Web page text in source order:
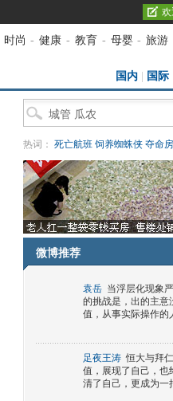
欢
时尚 - 健康 - 教育 - 母婴 - 旅游
国内 国际
热词： 死亡航班 饲养蜘蛛侠 夺命
微博推荐
袁岳 当浮层化现象
的挑战是，出的主意
值，从事实际操作
足夜王涛 恒大与拜
值，展现了自己，也
清了自己，更成为